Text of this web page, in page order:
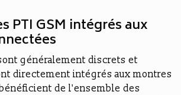
PTI GSM intégrés aux
généralement discrets et
directement intégrés aux montres
de l'ensemble des